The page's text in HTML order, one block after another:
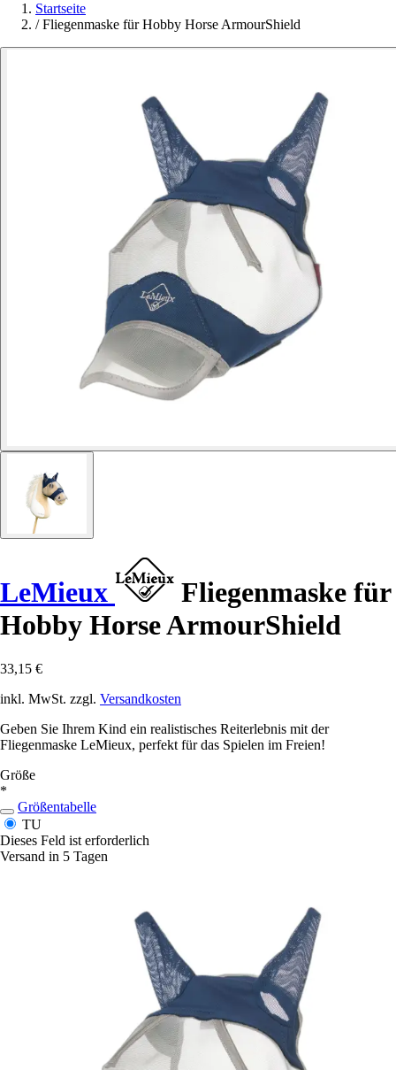
Startseite
/ Fliegenmaske für Hobby Horse ArmourShield
LeMieux
Fliegenmaske für
Hobby Horse ArmourShield
33,15 €
inkl. MwSt. zzgl. Versandkosten
Geben Sie Ihrem Kind ein realistisches Reiterlebnis mit der
Fliegenmaske LeMieux, perfekt für das Spielen im Freien!
Größe
*
Größentabelle
TU
Dieses Feld ist erforderlich
Versand in 5 Tagen